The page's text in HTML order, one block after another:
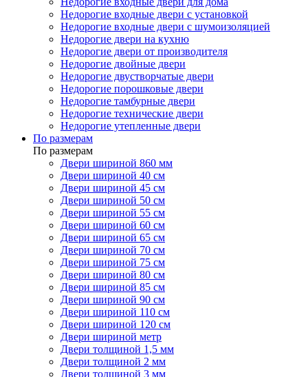
Недорогие входные двери с установкой
Недорогие входные двери с шумоизоляцией
Недорогие двери на кухню
Недорогие двери от производителя
Недорогие двойные двери
Недорогие двустворчатые двери
Недорогие порошковые двери
Недорогие тамбурные двери
Недорогие технические двери
Недорогие утепленные двери
По размерам
По размерам
Двери шириной 860 мм
Двери шириной 40 см
Двери шириной 45 см
Двери шириной 50 см
Двери шириной 55 см
Двери шириной 60 см
Двери шириной 65 см
Двери шириной 70 см
Двери шириной 75 см
Двери шириной 80 см
Двери шириной 85 см
Двери шириной 90 см
Двери шириной 110 см
Двери шириной 120 см
Двери шириной метр
Двери толщиной 1,5 мм
Двери толщиной 2 мм
Двери толщиной 3 мм